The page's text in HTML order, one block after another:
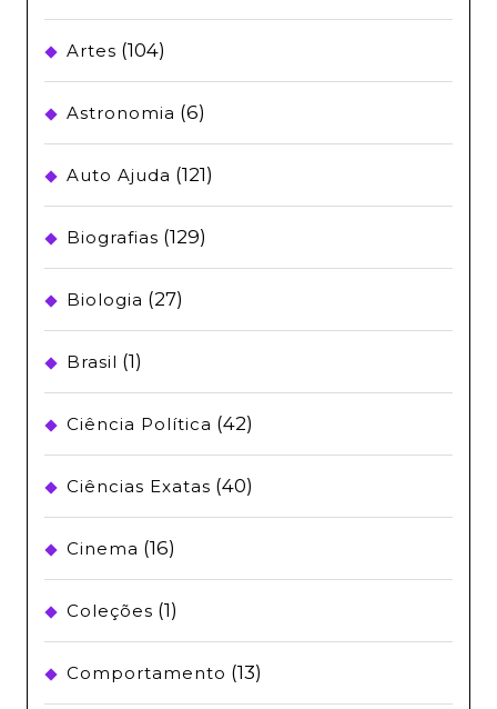
Artes (104)
Astronomia (6)
Auto Ajuda (121)
Biografias (129)
Biologia (27)
Brasil (1)
Ciência Política (42)
Ciências Exatas (40)
Cinema (16)
Coleções (1)
Comportamento (13)